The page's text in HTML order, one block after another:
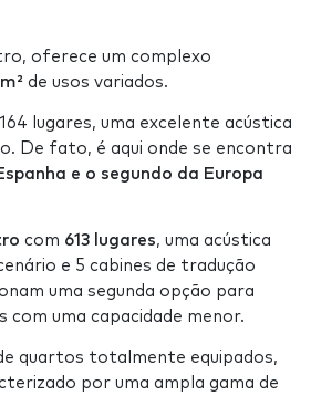
oferece um complexo
de usos variados.
lugares, uma excelente acústica
De fato, é aqui onde se encontra
e o segundo da Europa
com 613 lugares, uma acústica
e 5 cabines de tradução
uma segunda opção para
uma capacidade menor.
quartos totalmente equipados,
por uma ampla gama de